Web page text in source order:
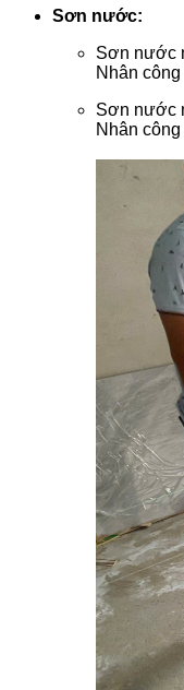
Sơn nước:
Sơn nước
Nhân
Sơn nước
Nhân